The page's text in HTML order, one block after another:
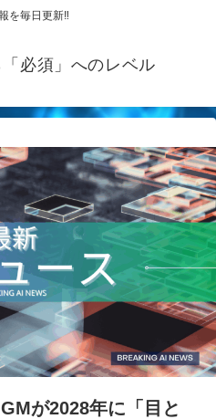
を毎日更新‼
必須」へのレベル
が2028年に「目と